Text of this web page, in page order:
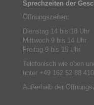
Sprechzeiten der
Öffnungszeiten:
Dienstag 14 bis 18 Uhr
Mittwoch 9 bis 14 Uhr
Freitag 9 bis 15 Uhr
Telefonisch wie oben
unter +49 162 52 88 410
Außerhalb der